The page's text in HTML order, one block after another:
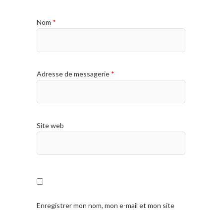
Nom *
Adresse de messagerie *
Site web
Enregistrer mon nom, mon e-mail et mon site